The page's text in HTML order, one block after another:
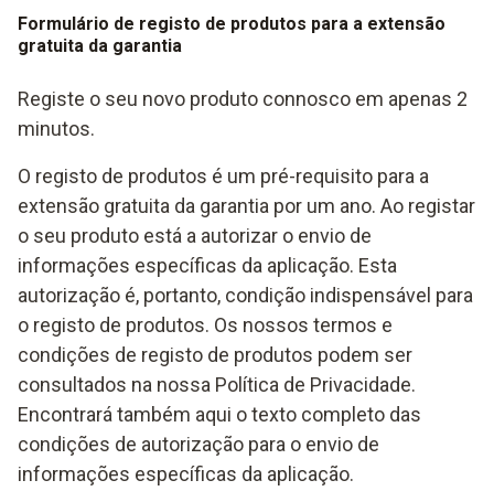
Formulário de registo de produtos para a extensão
gratuita da garantia
Registe o seu novo produto connosco em apenas 2
minutos.
O registo de produtos é um pré-requisito para a
extensão gratuita da garantia por um ano. Ao registar
o seu produto está a autorizar o envio de
informações específicas da aplicação. Esta
autorização é, portanto, condição indispensável para
o registo de produtos. Os nossos termos e
condições de registo de produtos podem ser
consultados na nossa Política de Privacidade.
Encontrará também aqui o texto completo das
condições de autorização para o envio de
informações específicas da aplicação.